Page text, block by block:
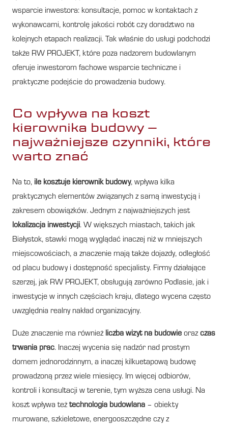
wsparcie inwestora: konsultacje, pomoc w kontaktach z
wykonawcami, kontrolę jakości robót czy doradztwo na
kolejnych etapach realizacji. Tak właśnie do usługi podchodzi
także RW PROJEKT, które poza nadzorem budowlanym
oferuje inwestorom fachowe wsparcie techniczne i
praktyczne podejście do prowadzenia budowy.
Co wpływa na koszt
kierownika budowy –
najważniejsze czynniki, które
warto znać
Na to, ile kosztuje kierownik budowy, wpływa kilka
praktycznych elementów związanych z samą inwestycją i
zakresem obowiązków. Jednym z najważniejszych jest
lokalizacja inwestycji. W większych miastach, takich jak
Białystok, stawki mogą wyglądać inaczej niż w mniejszych
miejscowościach, a znaczenie mają także dojazdy, odległość
od placu budowy i dostępność specjalisty. Firmy działające
szerzej, jak RW PROJEKT, obsługują zarówno Podlasie, jak i
inwestycje w innych częściach kraju, dlatego wycena często
uwzględnia realny nakład organizacyjny.
Duże znaczenie ma również liczba wizyt na budowie oraz czas
trwania prac. Inaczej wycenia się nadzór nad prostym
domem jednorodzinnym, a inaczej kilkuetapową budowę
prowadzoną przez wiele miesięcy. Im więcej odbiorów,
kontroli i konsultacji w terenie, tym wyższa cena usługi. Na
koszt wpływa też technologia budowlana – obiekty
murowane, szkieletowe, energooszczędne czy z